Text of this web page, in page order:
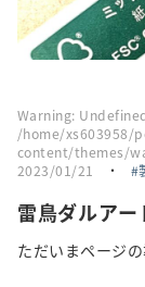
Warning:
/home/xs603958/
content/themes/
2023/01/21
・
雷鳥ダルアー
ただいまページ